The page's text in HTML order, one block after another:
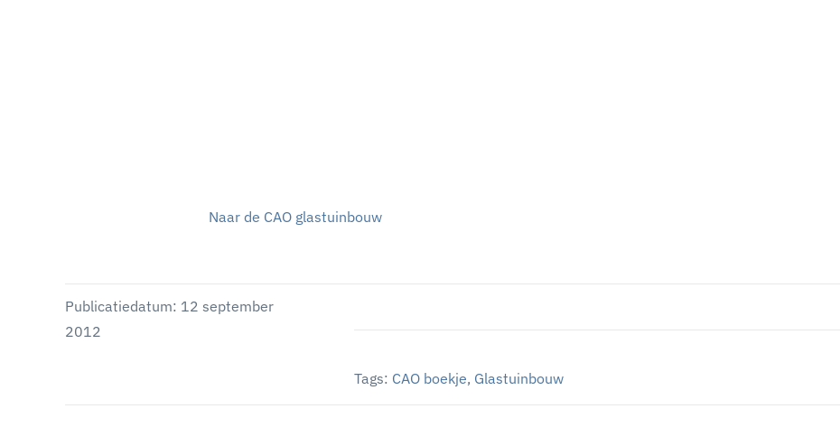
Naar de CAO glastuinbouw
Publicatiedatum: 12 september
2012
Tags: CAO boekje, Glastuinbouw